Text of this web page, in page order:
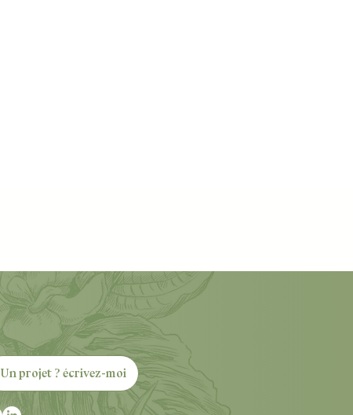
Un projet ? écrivez-moi